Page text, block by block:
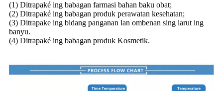
(1) Ditrapaké ing babagan farmasi bahan baku obat;
(2) Ditrapaké ing babagan produk perawatan kesehatan;
(3) Ditrapake ing bidang panganan lan ombenan sing larut ing
banyu.
(4) Ditrapaké ing babagan produk Kosmetik.